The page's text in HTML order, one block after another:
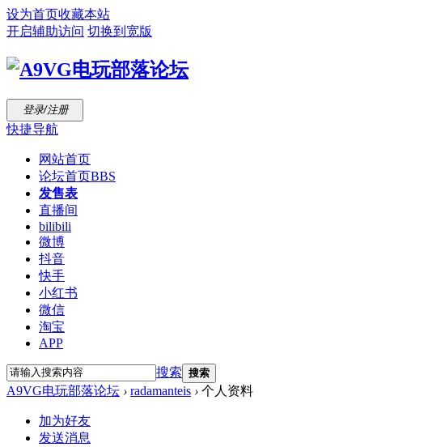
设为首页收藏本站
开启辅助访问 切换到宽版
登录/注册
快捷导航
网站首页
论坛首页BBS
发售表
直播间
bilibili
微博
抖音
快手
小红书
微信
淘宝
APP
搜索 搜索
A9VG电玩部落论坛 › radamanteis › 个人资料
加为好友
发送消息